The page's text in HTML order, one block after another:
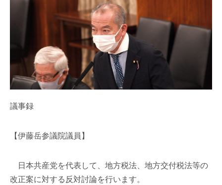
議事録
【伊藤岳参議院議員】
日本共産党を代表して、地方税法、地方交付税法等の
改正案に対する反対討論を行います。